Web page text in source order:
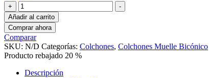
+
Colchón
ATLANTIS
-
Altura
17
cm
cantidad
-
Añadir al carrito
Comprar ahora
Comparar
SKU: N/D Categorías: Colchones, Colchones Muelle Bicónico
Producto rebajado 20 %
Descripción